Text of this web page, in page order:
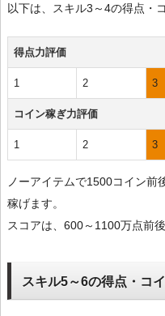
以下は、スキル3～4の得点・
得点力評価
1 2 3
コイン稼ぎ力評価
1 2 3
ノーアイテムで1500コイン前
稼げます。
スコアは、600～1100万点前後
スキル5～6の得点・コ